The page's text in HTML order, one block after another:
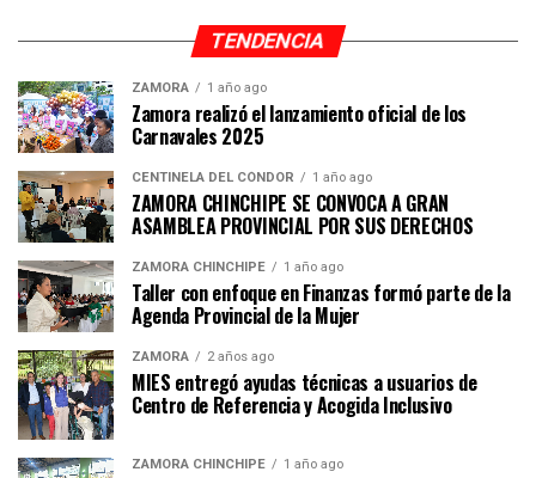
TENDENCIA
ZAMORA 1 año ago
Zamora realizó el lanzamiento oficial de los
Carnavales 2025
CENTINELA DEL CÓNDOR 1 año ago
ZAMORA CHINCHIPE SE CONVOCA A GRAN
ASAMBLEA PROVINCIAL POR SUS DERECHOS
ZAMORA CHINCHIPE 1 año ago
Taller con enfoque en Finanzas formó parte de la
Agenda Provincial de la Mujer
ZAMORA 2 años ago
MIES entregó ayudas técnicas a usuarios de
Centro de Referencia y Acogida Inclusivo
ZAMORA CHINCHIPE 1 año ago